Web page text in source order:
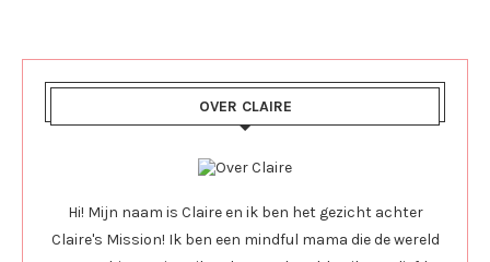
OVER CLAIRE
Hi! Mijn naam is Claire en ik ben het gezicht achter
Claire's Mission! Ik ben een mindful mama die de wereld